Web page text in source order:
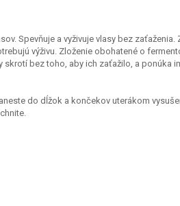
Spevňuje a vyživuje vlasy bez zaťaženia.
výživu. Zloženie obohatené o
skrotí bez toho, aby ich zaťažilo, a ponúka
do dĺžok a končekov uterákom